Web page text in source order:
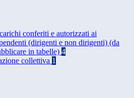
conferiti e autorizzati ai
(dirigenti e non dirigenti) (da
in tabelle) 4
collettiva 1